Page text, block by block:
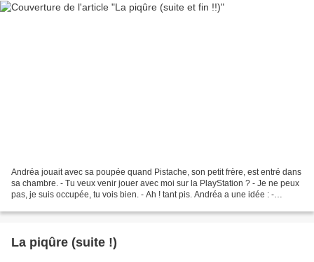
Andréa jouait avec sa poupée quand Pistache, son petit frère, est entré dans
sa chambre. - Tu veux venir jouer avec moi sur la PlayStation ? - Je ne peux
pas, je suis occupée, tu vois bien. - Ah ! tant pis. Andréa a une idée : -
La piqûre (suite !)